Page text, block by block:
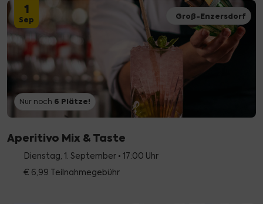
1
Sep Groß-Enzersdorf
Nur noch 6 Plätze!
Aperitivo Mix & Taste
Dienstag, 1. September • 17:00 Uhr
€ 6,99 Teilnahmegebühr